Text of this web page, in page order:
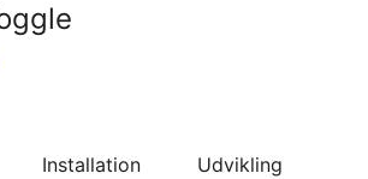
Installation Udvikling